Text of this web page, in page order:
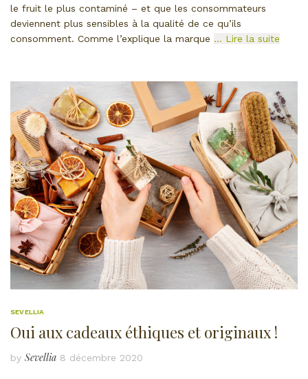
le fruit le plus contaminé – et que les consommateurs
deviennent plus sensibles à la qualité de ce qu’ils
consomment. Comme l’explique la marque … Lire la suite
SEVELLIA
Oui aux cadeaux éthiques et originaux !
by Sevellia 8 décembre 2020